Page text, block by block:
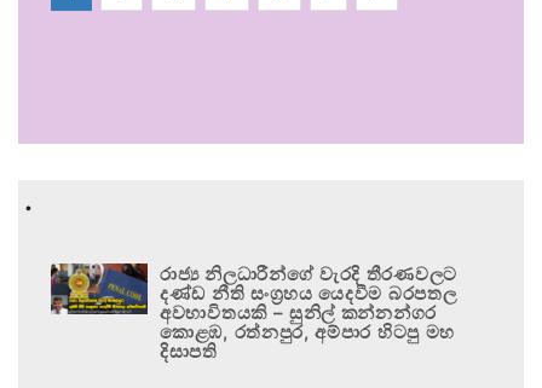
.
රාජ්‍ය නිලධාරීන්ගේ වැරදි තීරණවලට
දණ්ඩ නීති සංග්‍රහය යෙදවීම බරපතල
අවභාවිතයකි – සුනිල් කන්නන්ගර
කොළඹ, රත්නපුර, අම්පාර හිටපු මහ
දිසාපති